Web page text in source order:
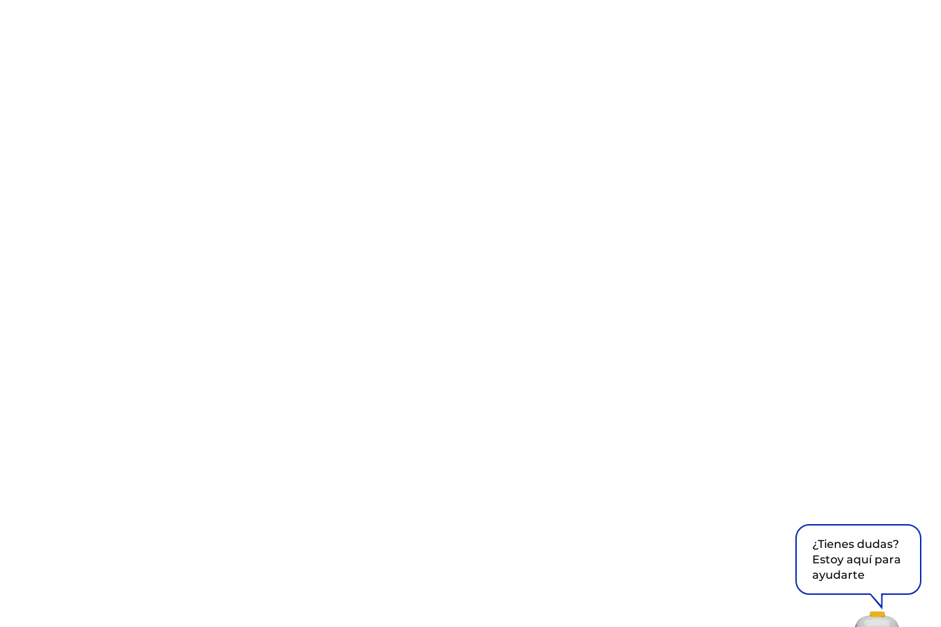
¿Tienes dudas?
Estoy aquí para
ayudarte